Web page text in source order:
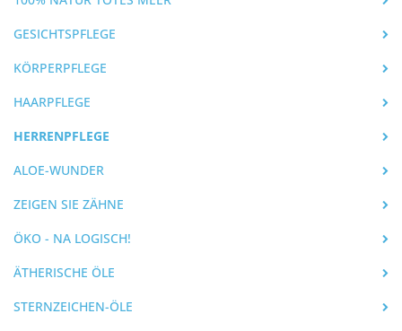
GESICHTSPFLEGE
KÖRPERPFLEGE
HAARPFLEGE
HERRENPFLEGE
ALOE-WUNDER
ZEIGEN SIE ZÄHNE
ÖKO - NA LOGISCH!
ÄTHERISCHE ÖLE
STERNZEICHEN-ÖLE